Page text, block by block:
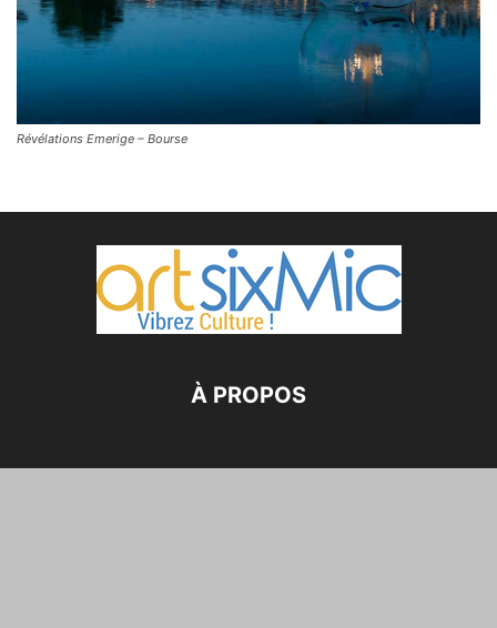
Révélations Emerige – Bourse
À PROPOS